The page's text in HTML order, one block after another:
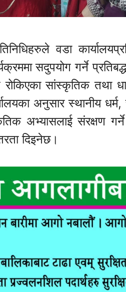
वडा
सदुपयोग गर्ने
सांस्कृतिक तथा
अनुसार स्थानीय
अभ्यासलाई संरक्षण
दिइनेछ।